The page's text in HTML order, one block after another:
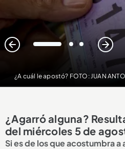
¿A cuál le apostó? FOTO: JUAN
1 2 3
¿Agarró alguna?
del miércoles 5 de
Si es de los que acostumbra a